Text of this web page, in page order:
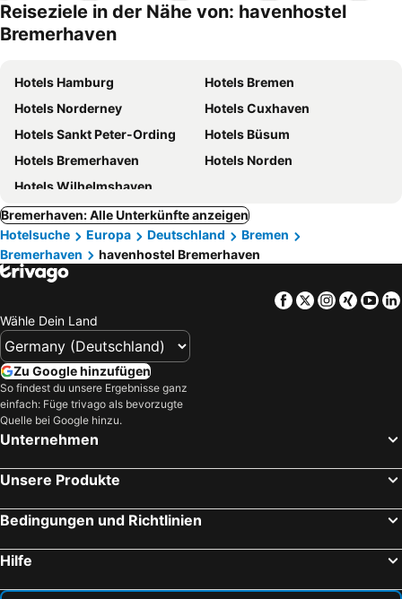
Reiseziele in der Nähe von: havenhostel
Bremerhaven
Hotels Hamburg
Hotels Bremen
Hotels Norderney
Hotels Cuxhaven
Hotels Sankt Peter-Ording
Hotels Büsum
Hotels Bremerhaven
Hotels Norden
Hotels Wilhelmshaven
Bremerhaven: Alle Unterkünfte anzeigen
Hotelsuche
Europa Deutschland
Bremen
Bremerhaven
havenhostel Bremerhaven
Facebook
TwitterXing
Wähle Dein Land
Zu Google hinzufügen
So findest du unsere Ergebnisse ganz
einfach: Füge trivago als bevorzugte
Quelle bei Google hinzu.
Unternehmen
Unsere Produkte
Bedingungen und Richtlinien
Hilfe